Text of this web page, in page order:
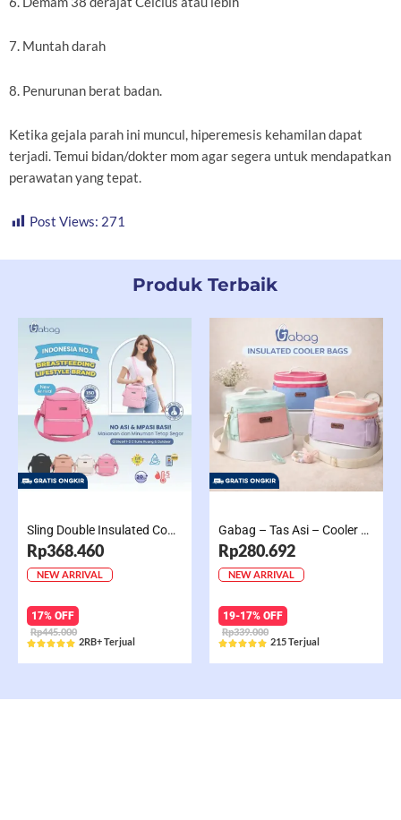
7. Muntah darah
8. Penurunan berat badan.
Ketika gejala parah ini muncul, hiperemesis kehamilan dapat
terjadi. Temui bidan/dokter mom agar segera untuk mendapatkan
perawatan yang tepat.
Post Views: 271
Produk Terbaik
Sling Double Insulated Compartment Cappucino Black, Creamy, Salem, Chocolate
Rp368.460
NEW ARRIVAL
17% OFF
Rp445.000
Rated
2RB+ Terjual
Gabag – Tas Asi – Cooler Bag Sling Single Compartment Mint Grape Bubble
Rp280.692
NEW ARRIVAL
19-17% OFF
Rp339.000
Rated
215 Terjual